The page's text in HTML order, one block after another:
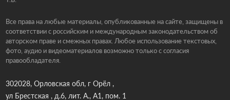
Все права на любые материалы, опубликованные на сайте, защищены в
соответствии с российским и международным законодательством об
авторском праве и смежных правах. Любое использование текстовых,
фото, аудио и видеоматериалов возможно только с согласия
правообладателя.
302028, Орловская обл, г Орёл ,
ул Брестская , д.6, лит. А., А1, пом. 1